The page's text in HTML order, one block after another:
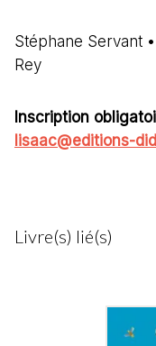
Stéphane Servant
Rey
Inscription
lisaac@editions-
Livre(s) lié(s)